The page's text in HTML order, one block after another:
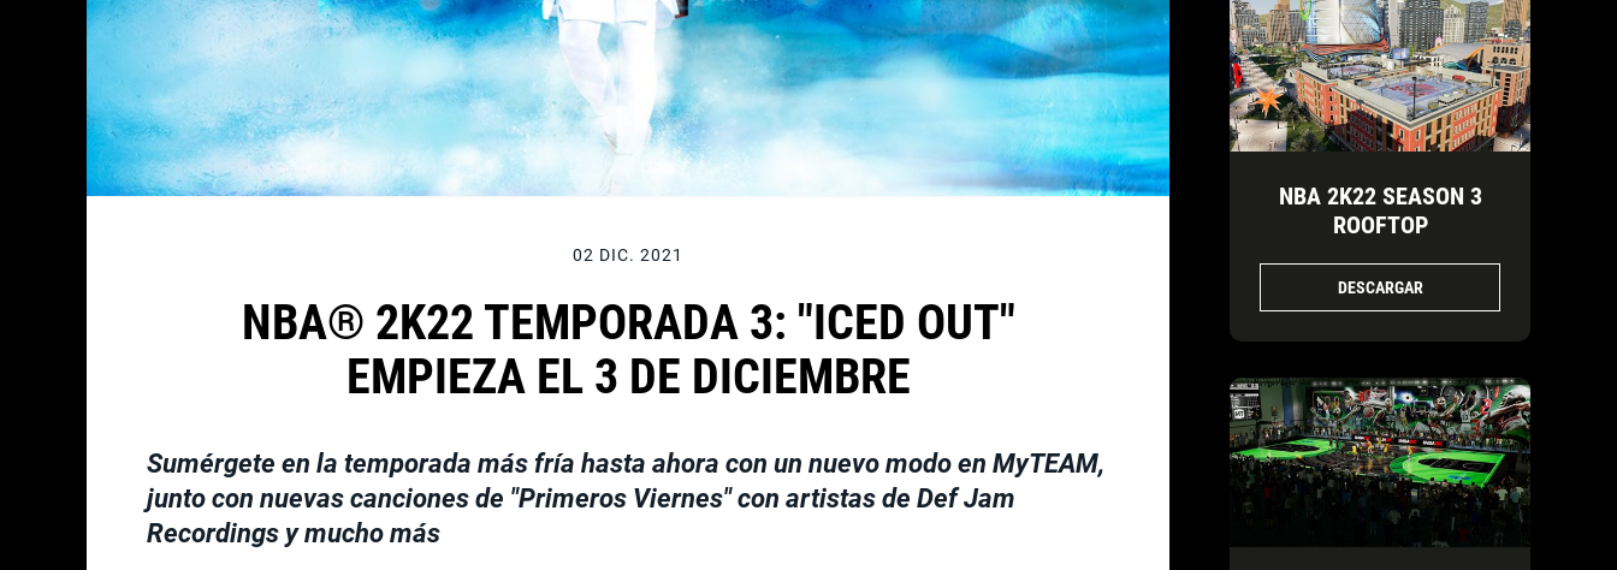
02 DIC. 2021
NBA® 2K22 TEMPORADA 3: "ICED OUT"
EMPIEZA EL 3 DE DICIEMBRE
Sumérgete en la temporada más fría hasta ahora con un nuevo modo en MyTEAM,
junto con nuevas canciones de "Primeros Viernes" con artistas de Def Jam
Recordings y mucho más
NBA 2K22 SEASON 3
ROOFTOP
DESCARGAR